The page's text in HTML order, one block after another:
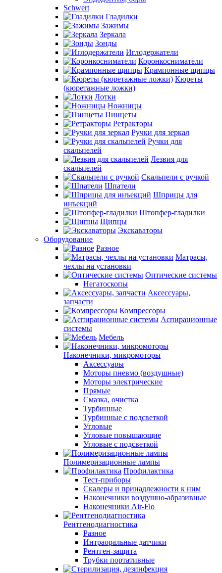
Schwert
Гладилки
Зажимы
Зеркала
Зонды
Иглодержатели
Коронкосниматели
Крампонные щипцы
Кюреты
(кюретажные ложки)
Лотки
Ножницы
Пинцеты
Ретракторы
Ручки для зеркал
Ручки для
скальпелей
Лезвия для
скальпелей
Скальпели с ручкой
Шпатели
Шприцы для
инъекций
Штопфер-гладилки
Щипцы
Экскаваторы
Оборудование
Разное
Матрасы,
чехлы на установки
Оптические системы
Негатоскопы
Аксессуары,
запчасти
Компрессоры
Аспирационные
системы
Мебель
Наконечники, микромоторы
Аксессуары
Моторы пневмо (воздушные)
Моторы электрические
Прямые
Смазка, очистка
Турбинные
Турбинные с подсветкой
Угловые
Угловые повышающие
Угловые с подсветкой
Полимеризационные лампы
Профилактика
Тест-приборы
Скалеры и принадлежности к ним
Наконечники воздушно-абразивные
Наконечники Air-Flo
Рентгенодиагностика
Разное
Интраоральные датчики
Рентген-защита
Трубки портативные